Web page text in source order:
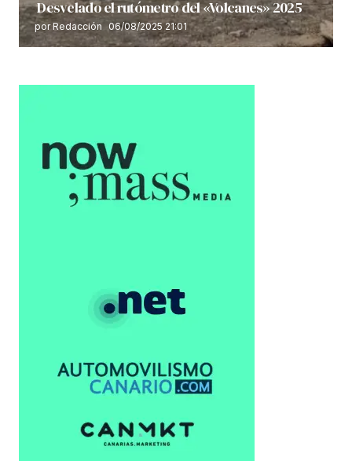
Desvelado el rutómetro del «Volcanes» 2025
por Redacción 06/08/2025 21:01